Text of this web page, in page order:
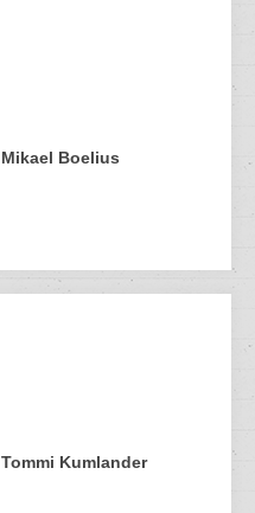
Mikael Boelius
Tommi Kumlander